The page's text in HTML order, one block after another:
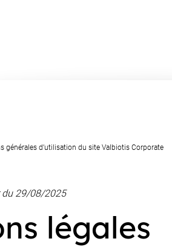
générales d’utilisation du site Valbiotis Corporate
du 29/08/2025
légales